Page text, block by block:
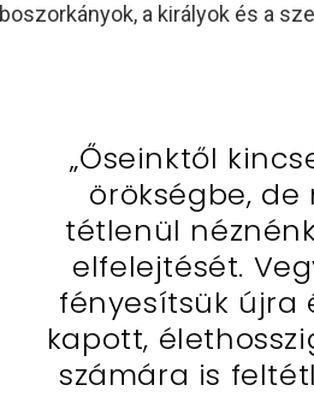
boszorkányok, a királyok és a
„Őseinktől
örökségbe,
tétlenül
elfelejtését.
fényesítsük újra
kapott,
számára is